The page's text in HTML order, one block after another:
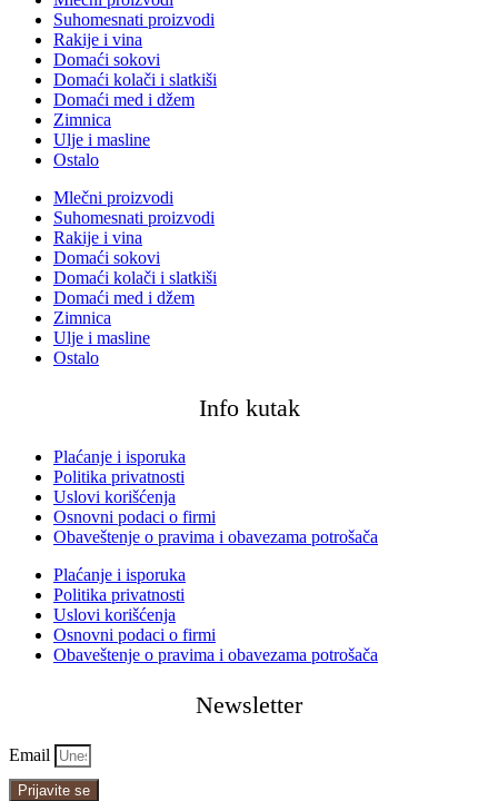
Suhomesnati proizvodi
Rakije i vina
Domaći sokovi
Domaći kolači i slatkiši
Domaći med i džem
Zimnica
Ulje i masline
Ostalo
Mlečni proizvodi
Suhomesnati proizvodi
Rakije i vina
Domaći sokovi
Domaći kolači i slatkiši
Domaći med i džem
Zimnica
Ulje i masline
Ostalo
Info kutak
Plaćanje i isporuka
Politika privatnosti
Uslovi korišćenja
Osnovni podaci o firmi
Obaveštenje o pravima i obavezama potrošača
Plaćanje i isporuka
Politika privatnosti
Uslovi korišćenja
Osnovni podaci o firmi
Obaveštenje o pravima i obavezama potrošača
Newsletter
Email
Prijavite se